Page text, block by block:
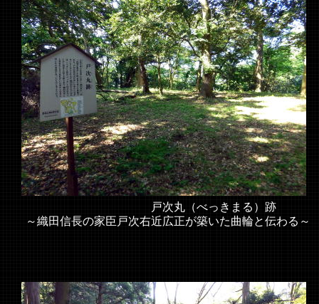
戸次丸（べっきまる）跡
～織田信長の家臣戸次右近広正が築いた曲輪と伝わる～